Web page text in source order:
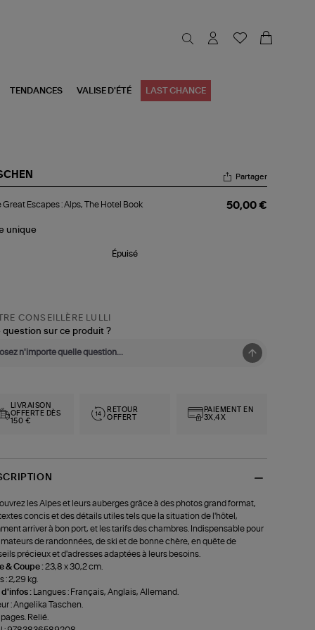
TENDANCES VALISE D'ÉTÉ LAST CHANCE
Partager
Great Escapes : Alps, The Hotel Book 50,00 €
unique
Épuisé
CONSEILLÈRE LULLI
question sur ce produit ?
LIVRAISON
OFFERTE DÈS
150 €
RETOUR
OFFERT
PAIEMENT EN
3X,4X
les Alpes et leurs auberges grâce à des photos grand format,
concis et des détails utiles tels que la situation de l'hôtel,
arriver à bon port, et les tarifs des chambres. Indispensable pour
de randonnées, de ski et de bonne chère, en quête de
précieux et d'adresses adaptées à leurs besoins.
& Coupe :23,8 x 30,2 cm.
: 2,29 kg.
d'infos :
Langues : Français, Anglais, Allemand.
: Angelika Taschen.
Relié.